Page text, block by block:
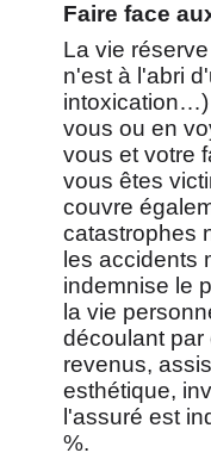
Faire face
La vie
n'est à l'abri
intoxication…)
vous ou en
vous et votre
vous êtes
couvre
catastrophes
les accidents
indemnise le
la vie
découlant par
revenus,
esthétique,
l'assuré est
%.